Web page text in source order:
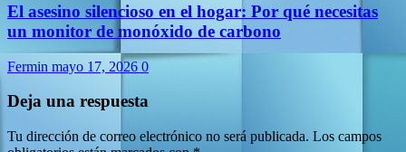
El asesino silencioso en el hogar: Por qué necesitas
un monitor de monóxido de carbono
Fermin mayo 17, 2026 0
Deja una respuesta
Tu dirección de correo electrónico no será publicada. Los campos